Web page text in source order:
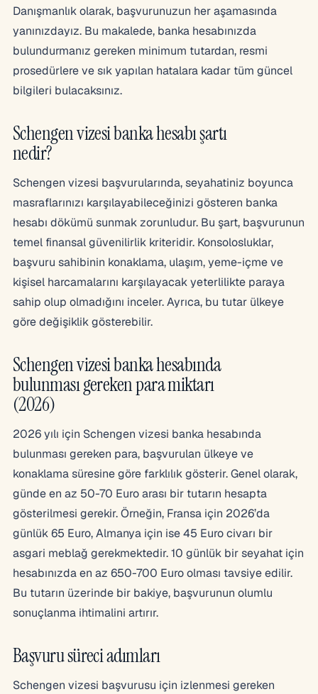
Danışmanlık olarak, başvurunuzun her aşamasında
yanınızdayız. Bu makalede, banka hesabınızda
bulundurmanız gereken minimum tutardan, resmi
prosedürlere ve sık yapılan hatalara kadar tüm güncel
bilgileri bulacaksınız.
Schengen vizesi banka hesabı şartı
nedir?
Schengen vizesi başvurularında, seyahatiniz boyunca
masraflarınızı karşılayabileceğinizi gösteren banka
hesabı dökümü sunmak zorunludur. Bu şart, başvurunun
temel finansal güvenilirlik kriteridir. Konsolosluklar,
başvuru sahibinin konaklama, ulaşım, yeme-içme ve
kişisel harcamalarını karşılayacak yeterlilikte paraya
sahip olup olmadığını inceler. Ayrıca, bu tutar ülkeye
göre değişiklik gösterebilir.
Schengen vizesi banka hesabında
bulunması gereken para miktarı
(2026)
2026 yılı için Schengen vizesi banka hesabında
bulunması gereken para, başvurulan ülkeye ve
konaklama süresine göre farklılık gösterir. Genel olarak,
günde en az 50-70 Euro arası bir tutarın hesapta
gösterilmesi gerekir. Örneğin, Fransa için 2026’da
günlük 65 Euro, Almanya için ise 45 Euro civarı bir
asgari meblağ gerekmektedir. 10 günlük bir seyahat için
hesabınızda en az 650-700 Euro olması tavsiye edilir.
Bu tutarın üzerinde bir bakiye, başvurunun olumlu
sonuçlanma ihtimalini artırır.
Başvuru süreci adımları
Schengen vizesi başvurusu için izlenmesi gereken